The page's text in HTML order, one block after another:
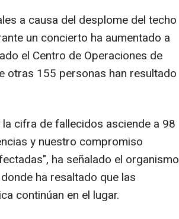
a causa del desplome del techo
un concierto ha aumentado a
el Centro de Operaciones de
otras 155 personas han resultado
cifra de fallecidos asciende a 98
y nuestro compromiso
ha señalado el organismo
ha resaltado que las
continúan en el lugar.